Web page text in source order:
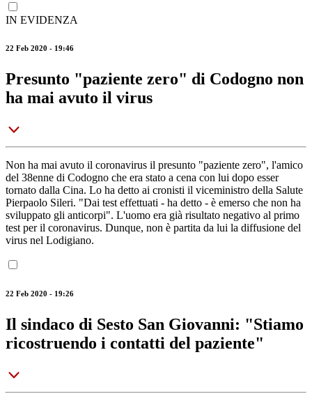
IN EVIDENZA
22 Feb 2020 - 19:46
Presunto "paziente zero" di Codogno non
ha mai avuto il virus
Non ha mai avuto il coronavirus il presunto "paziente zero", l'amico
del 38enne di Codogno che era stato a cena con lui dopo esser
tornato dalla Cina. Lo ha detto ai cronisti il viceministro della Salute
Pierpaolo Sileri. "Dai test effettuati - ha detto - è emerso che non ha
sviluppato gli anticorpi". L'uomo era già risultato negativo al primo
test per il coronavirus. Dunque, non è partita da lui la diffusione del
virus nel Lodigiano.
22 Feb 2020 - 19:26
Il sindaco di Sesto San Giovanni: "Stiamo
ricostruendo i contatti del paziente"